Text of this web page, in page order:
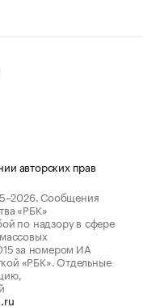
авторских прав
Сообщения
«РБК»
по надзору в сфере
за номером ИА
«РБК». Отдельные